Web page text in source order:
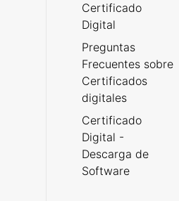
Certificado
Digital
Preguntas
Frecuentes sobre
Certificados
digitales
Certificado
Digital -
Descarga de
Software